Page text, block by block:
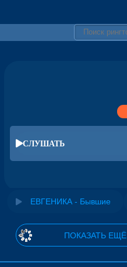
СЛУШАТЬ
ЕВГЕНИКА - Бывшие
ПОКАЗАТЬ ЕЩЁ